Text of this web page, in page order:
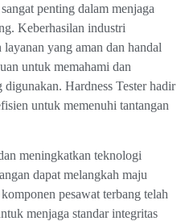
penting dalam menjaga
Keberhasilan industri
yang aman dan handal
untuk memahami dan
Hardness Tester hadir
untuk memenuhi tantangan
meningkatkan teknologi
dapat melangkah maju
pesawat terbang telah
menjaga standar integritas